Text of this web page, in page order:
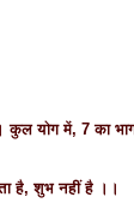
कुल योग में, 7 का
है, शुभ नहीं है ।।